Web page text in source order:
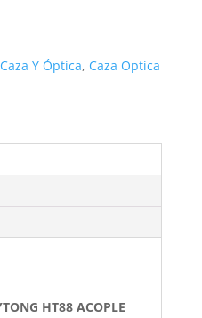
Y Óptica, Caza Optica
HT88 ACOPLE